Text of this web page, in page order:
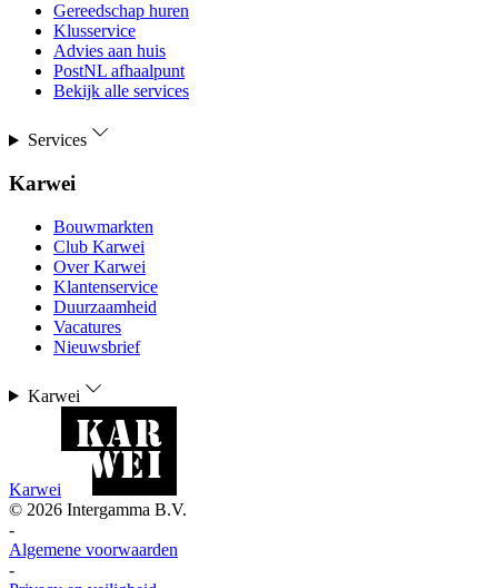
Gereedschap huren
Klusservice
Advies aan huis
PostNL afhaalpunt
Bekijk alle services
Services
Karwei
Bouwmarkten
Club Karwei
Over Karwei
Klantenservice
Duurzaamheid
Vacatures
Nieuwsbrief
Karwei
Karwei
© 2026 Intergamma B.V.
-
Algemene voorwaarden
-